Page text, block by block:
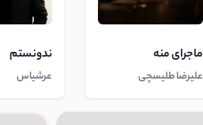
ماجرای منه
علیرضا طلیسچی
ندونستم
عرشیاس